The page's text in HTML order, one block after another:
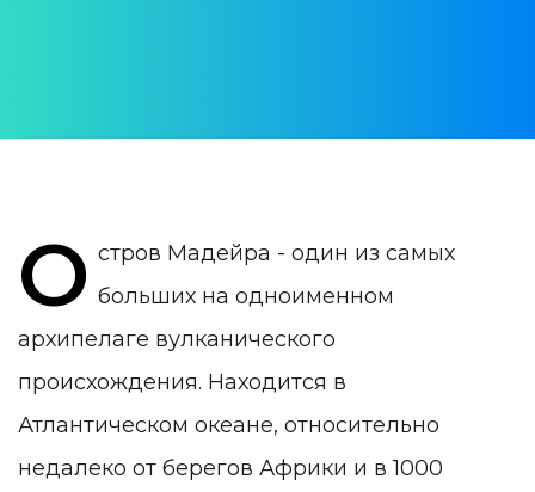
КАТЕГОРИЯ:
О стров Мадейра - один из самых
больших на одноименном
архипелаге вулканического
происхождения. Находится в
Атлантическом океане, относительно
недалеко от берегов Африки и в 1000